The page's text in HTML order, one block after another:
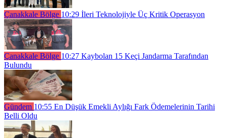
Çanakkale Bölge 10:29 İleri Teknolojiyle Üç Kritik Operasyon
Çanakkale Bölge 10:27 Kaybolan 15 Keçi Jandarma Tarafından
Bulundu
Gündem 10:55 En Düşük Emekli Aylığı Fark Ödemelerinin Tarihi
Belli Oldu